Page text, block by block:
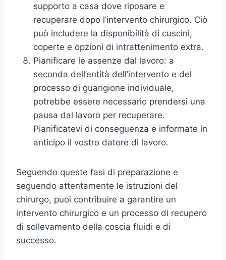
supporto a casa dove riposare e
recuperare dopo l’intervento chirurgico. Ciò
può includere la disponibilità di cuscini,
coperte e opzioni di intrattenimento extra.
Pianificare le assenze dal lavoro: a
seconda dell’entità dell’intervento e del
processo di guarigione individuale,
potrebbe essere necessario prendersi una
pausa dal lavoro per recuperare.
Pianificatevi di conseguenza e informate in
anticipo il vostro datore di lavoro.
Seguendo queste fasi di preparazione e
seguendo attentamente le istruzioni del
chirurgo, puoi contribuire a garantire un
intervento chirurgico e un processo di recupero
di sollevamento della coscia fluidi e di
successo.